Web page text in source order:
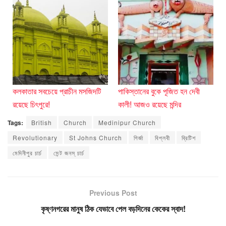
কলকাতার সবচেয়ে প্রাচীন মসজিদটি
রয়েছে চিৎপুরে!
পাকিস্তানের বুকে পূজিত হন দেবী
কালী! আজও রয়েছে মন্দির
Tags: British Church
Medinipur Church
Revolutionary
St Johns Church গির্জা বিপ্লবী
ব্রিটিশ
মেদিনীপুর চার্চ
সেন্ট জনস্ চার্চ
Previous Post
কৃষ্ণনগরের মানুষ ঠিক যেভাবে পেল বড়দিনের কেকের স্বাদ!